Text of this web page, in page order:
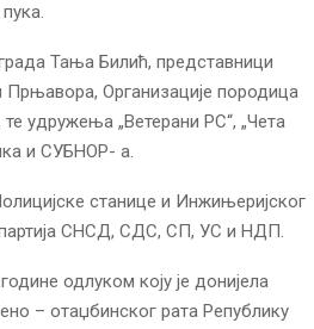
Тања Билић, представници
Организације породица
удружења „Ветерани РС“, „Чета
и СУБНОР- а.
станице и Инжињеријског
партија СНСД, СДС, СП, УС и НДП.
одлуком коју је донијела
– отаџбинског рата Републику